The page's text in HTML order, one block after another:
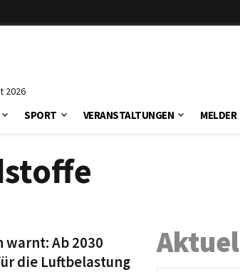
2026
SPORT VERANSTALTUNGEN MELDER
Ab 2030
die Luftbelastung